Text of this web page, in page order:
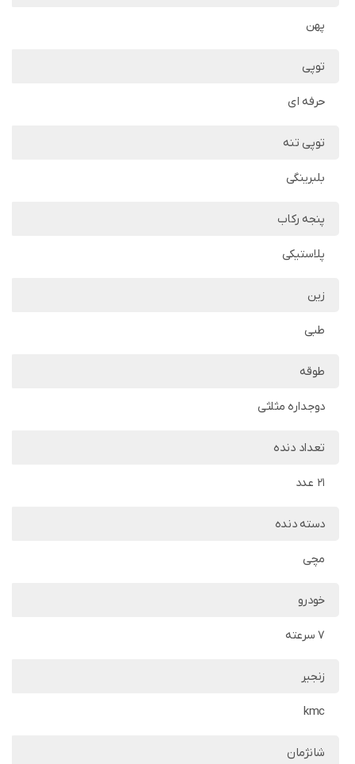
پهن
توپی
حرفه ای
توپی تنه
بلبرینگی
پنجه رکاب
پلاستیکی
زین
طبی
طوقه
دوجداره مثلثی
تعداد دنده
21 عدد
دسته دنده
مچی
خودرو
7 سرعته
زنجیر
kmc
شانژمان